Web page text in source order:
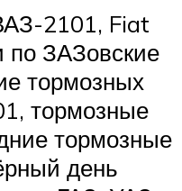
2101, Fiat
по ЗАЗовские
тормозных
тормозные
тормозные
день